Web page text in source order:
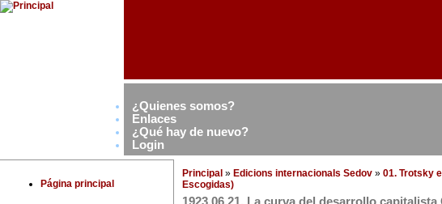
¿Quienes somos?
Enlaces
¿Qué hay de nuevo?
Login
Página principal
Principal » Edicions internacionals Sedov » 01. Trotsky
Escogidas)